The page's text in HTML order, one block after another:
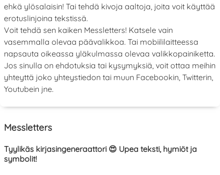
ehkä ylösalaisin! Tai tehdä kivoja aaltoja, joita voit käyttää
erotuslinjoina tekstissä.
Voit tehdä sen kaiken Messletters! Katsele vain
vasemmalla olevaa päävalikkoa. Tai mobiililaitteessa
napsauta oikeassa yläkulmassa olevaa valikkopainiketta.
Jos sinulla on ehdotuksia tai kysymyksiä, voit ottaa meihin
yhteyttä joko yhteystiedon tai muun Facebookin, Twitterin,
Youtubein jne.
Messletters
Tyylikäs kirjasingeneraattori 😍 Upea teksti, hymiöt ja
symbolit!